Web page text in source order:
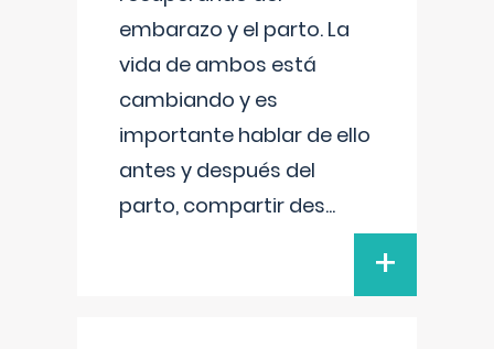
embarazo y el parto. La
vida de ambos está
cambiando y es
importante hablar de ello
antes y después del
parto, compartir des...
+